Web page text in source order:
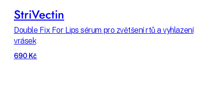
StriVectin
Double Fix For Lips sérum pro zvětšení rtů a vyhlazení
vrásek
690 Kč